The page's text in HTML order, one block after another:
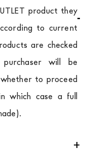
product they
to current
are checked
will be
to proceed
which case a full